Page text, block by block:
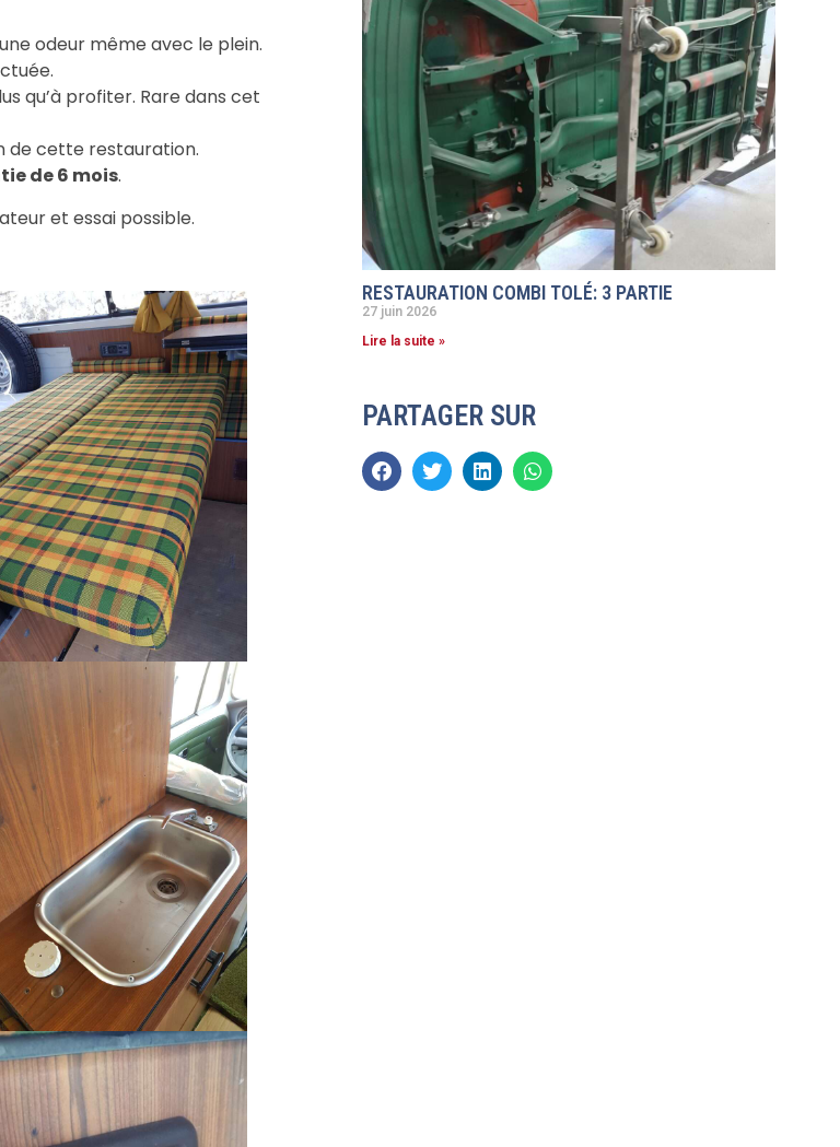
odeur même avec le plein.
qu’à profiter. Rare dans cet
de cette restauration.
de 6 mois.
et essai possible.
RESTAURATION COMBI TOLÉ: 3 PARTIE
27 juin 2026
Lire la suite »
PARTAGER SUR